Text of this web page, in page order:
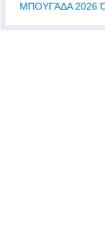
ΜΠΟΥΓΆΔΑ 2026